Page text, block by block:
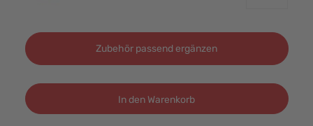
Zubehör passend ergänzen
In den Warenkorb